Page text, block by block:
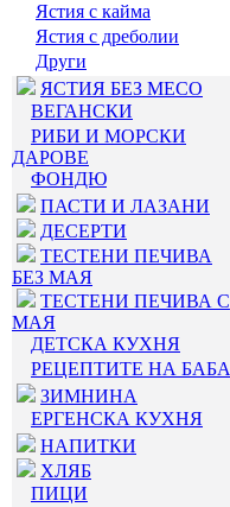
Ястия с кайма
Ястия с дреболии
Други
ЯСТИЯ БЕЗ МЕСО
ВЕГАНСКИ
РИБИ И МОРСКИ
ДАРОВЕ
ФОНДЮ
ПАСТИ И ЛАЗАНИ
ДЕСЕРТИ
ТЕСТЕНИ ПЕЧИВА
БЕЗ МАЯ
ТЕСТЕНИ ПЕЧИВА С
МАЯ
ДЕТСКА КУХНЯ
РЕЦЕПТИТЕ НА БАБА
ЗИМНИНА
ЕРГЕНСКА КУХНЯ
НАПИТКИ
ХЛЯБ
ПИЦИ